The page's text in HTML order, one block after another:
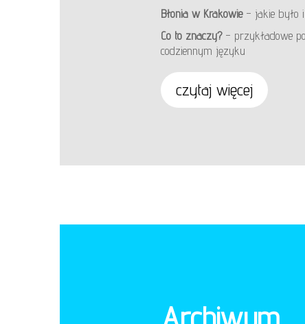
Błonia w Krakowie– jakie było i
Co to znaczy?– przykładowe
codziennym języku
czytaj więcej